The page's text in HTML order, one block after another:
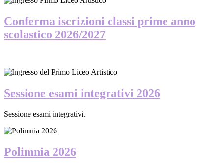
Conferma iscrizioni classi prime anno
scolastico 2026/2027
Sessione esami integrativi 2026
Sessione esami integrativi.
Polimnia 2026